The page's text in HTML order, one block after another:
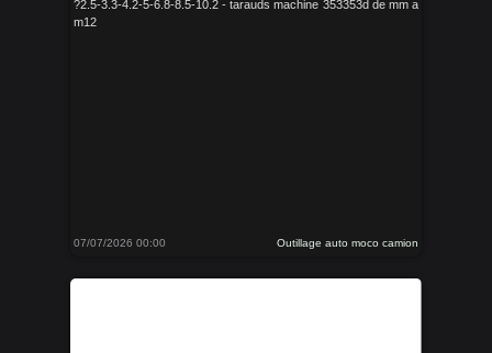
?2.5-3.3-4.2-5-6.8-8.5-10.2 - tarauds machine 353353d de mm a
m12
07/07/2026 00:00 Outillage auto moco camion